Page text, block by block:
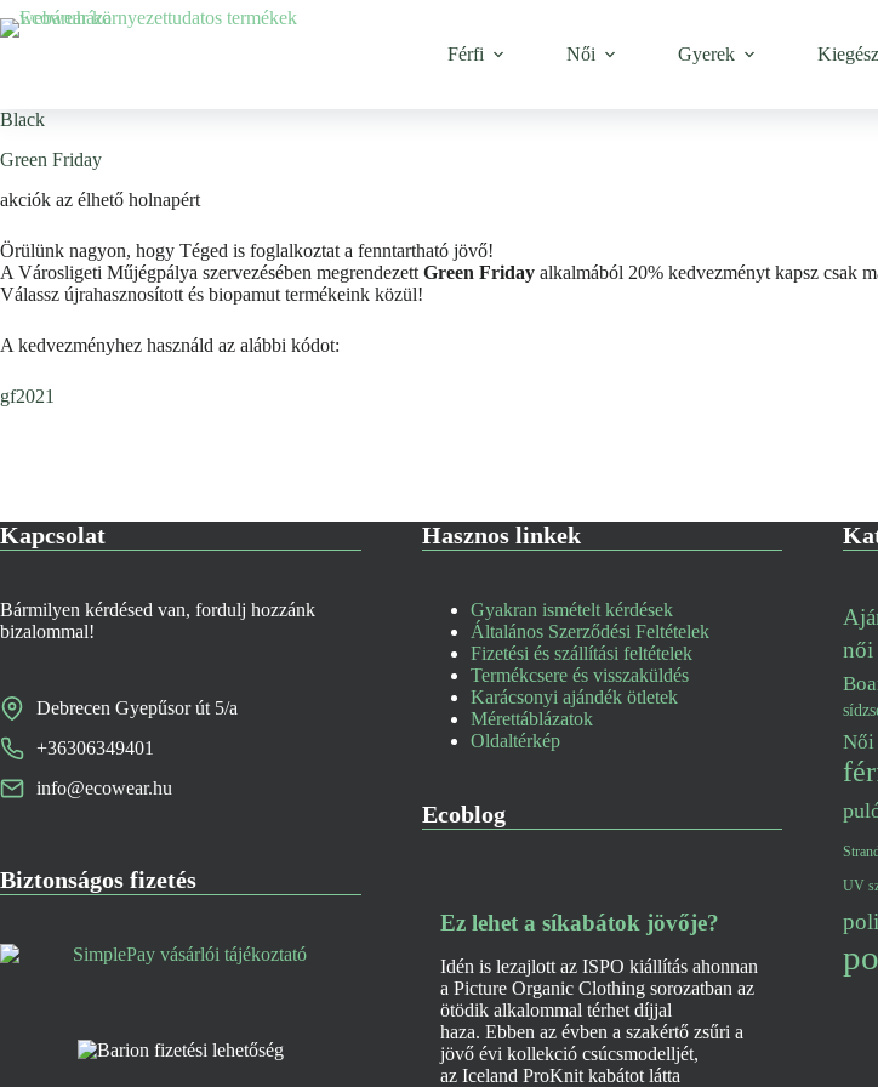
Ugrás
a
Férfi Női Gyerek
Black
Green Friday
akciók az élhető holnapért
Örülünk nagyon, hogy Téged is foglalkoztat a fenntartható jövő!
A Városligeti Műjégpálya szervezésében megrendezett Green Friday alkalmából 20% kedvezményt kapsz csak
Válassz újrahasznosított és biopamut termékeink közül!
A kedvezményhez használd az alábbi kódot:
gf2021
Kapcsolat
Bármilyen kérdésed van, fordulj hozzánk
bizalommal!
Debrecen Gyepűsor út 5/a
+36306349401
info@ecowear.hu
Biztonságos fizetés
Hasznos linkek
Gyakran ismételt kérdések
Általános Szerződési Feltételek
Fizetési és szállítási feltételek
Termékcsere és visszaküldés
Karácsonyi ajándék ötletek
Mérettáblázatok
Oldaltérkép
Ecoblog
Ez lehet a síkabátok jövője?
Idén is lezajlott az ISPO kiállítás ahonnan
a Picture Organic Clothing sorozatban az
ötödik alkalommal térhet díjjal
haza. Ebben az évben a szakértő zsűri a
jövő évi kollekció csúcsmodelljét,
az Iceland ProKnit kabátot látta
női
Női
UV